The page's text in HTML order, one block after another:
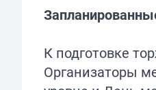
К подготовке
Организаторы